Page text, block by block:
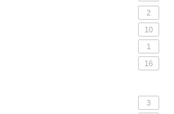
2
10
1
16
3